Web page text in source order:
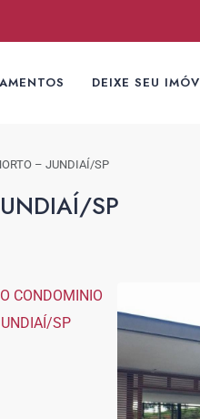
DEIXE SEU
– JUNDIAÍ/SP
SP